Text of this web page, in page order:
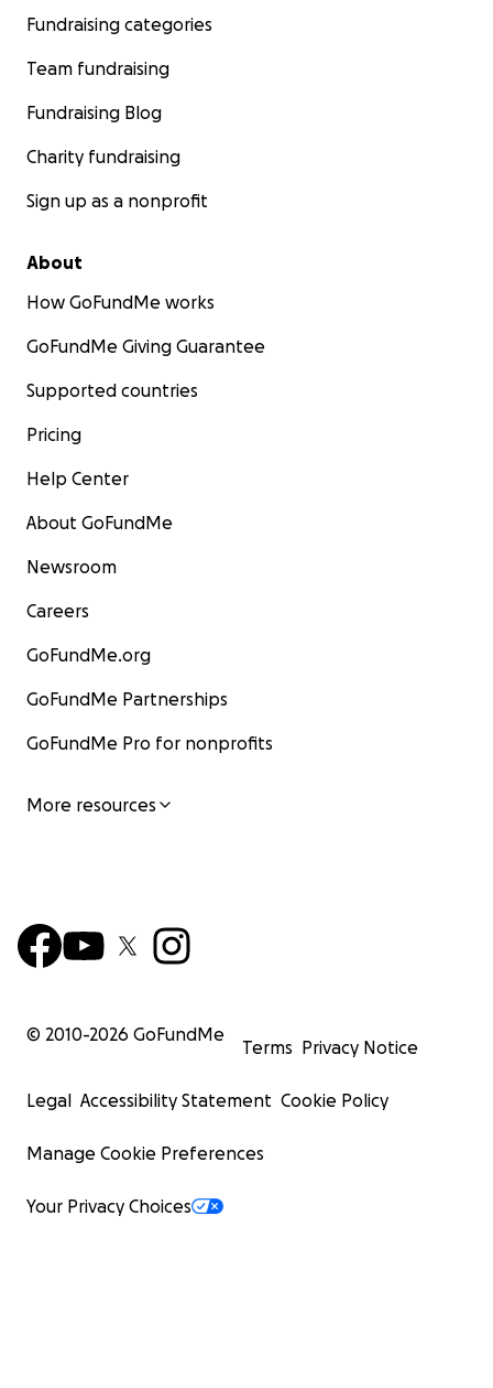
Fundraising categories
Team fundraising
Fundraising Blog
Charity fundraising
Sign up as a nonprofit
About
How GoFundMe works
GoFundMe Giving Guarantee
Supported countries
Pricing
Help Center
About GoFundMe
Newsroom
Careers
GoFundMe.org
GoFundMe Partnerships
GoFundMe Pro for nonprofits
More resources
© 2010-2026 GoFundMe
Terms Privacy Notice
Legal Accessibility Statement Cookie Policy
Manage Cookie Preferences
Your Privacy Choices